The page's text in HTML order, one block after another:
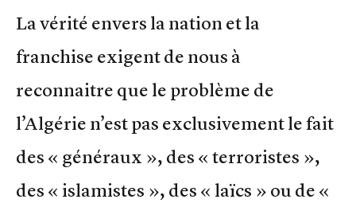
La vérité envers la nation et la
franchise exigent de nous à
reconnaitre que le problème de
l’Algérie n’est pas exclusivement le fait
des « généraux », des « terroristes »,
des « islamistes », des « laïcs » ou de «